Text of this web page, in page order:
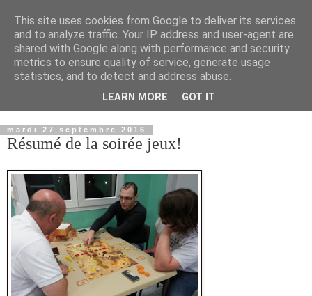
mardi 27 septembre 2016
Résumé de la soirée jeux!
This site uses cookies from Google to deliver its services
and to analyze traffic. Your IP address and user-agent are
shared with Google along with performance and security
metrics to ensure quality of service, generate usage
statistics, and to detect and address abuse.
LEARN MORE GOT IT